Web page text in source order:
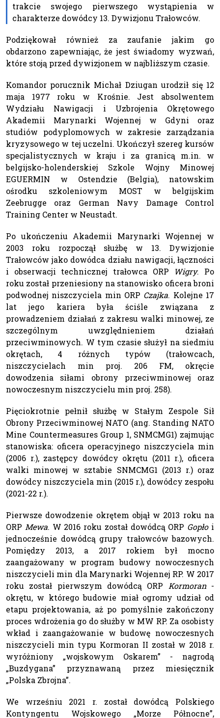
trakcie swojego pierwszego wystąpienia w
charakterze dowódcy 13. Dywizjonu Trałowców.
Podziękował również za zaufanie jakim go
obdarzono zapewniając, że jest świadomy wyzwań,
które stoją przed dywizjonem w najbliższym czasie.
Komandor porucznik Michał Dziugan urodził się 12
maja 1977 roku w Krośnie. Jest absolwentem
Wydziału Nawigacji i Uzbrojenia Okrętowego
Akademii Marynarki Wojennej w Gdyni oraz
studiów podyplomowych w zakresie zarządzania
kryzysowego w tej uczelni. Ukończył szereg kursów
specjalistycznych w kraju i za granicą m.in. w
belgijsko-holenderskiej Szkole Wojny Minowej
EGUERMIN w Ostendzie (Belgia), natowskim
ośrodku szkoleniowym MOST w belgijskim
Zeebrugge oraz German Navy Damage Control
Training Center w Neustadt.
Po ukończeniu Akademii Marynarki Wojennej w
2003 roku rozpoczął służbę w 13. Dywizjonie
Trałowców jako dowódca działu nawigacji, łączności
i obserwacji technicznej trałowca ORP
Wigry. Po
roku został przeniesiony na stanowisko oficera broni
podwodnej niszczyciela min ORP Czajka. Kolejne 17
lat jego kariera była ściśle związana z
prowadzeniem działań z zakresu walki minowej, ze
szczególnym uwzględnieniem działań
przeciwminowych. W tym czasie służył na siedmiu
okrętach, 4 różnych typów (trałowcach,
niszczycielach min proj. 206 FM, okręcie
dowodzenia siłami obrony przeciwminowej oraz
nowoczesnym niszczycielu min proj. 258).
Pięciokrotnie pełnił służbę w Stałym Zespole Sił
Obrony Przeciwminowej NATO (ang. Standing NATO
Mine Countermeasures Group 1, SNMCMG1) zajmując
stanowiska: oficera operacyjnego niszczyciela min
(2006 r.), zastępcy dowódcy okrętu (2011 r.), oficera
walki minowej w sztabie SNMCMG1 (2013 r.) oraz
dowódcy niszczyciela min (2015 r.), dowódcy zespołu
(2021-22 r.).
Pierwsze dowodzenie okrętem objął w 2013 roku na
ORP Mewa. W 2016 roku został dowódcą ORP Gopłoi
jednocześnie dowódcą grupy trałowców bazowych.
Pomiędzy 2013, a 2017 rokiem był mocno
zaangażowany w program budowy nowoczesnych
niszczycieli min dla Marynarki Wojennej RP. W 2017
roku został pierwszym dowódcą ORP
Kormoran-
okrętu, w którego budowie miał ogromy udział od
etapu projektowania, aż po pomyślnie zakończony
proces wdrożenia go do służby w MW RP. Za osobisty
wkład i zaangażowanie w budowę nowoczesnych
niszczycieli min typu Kormoran II został w 2018 r.
wyróżniony „wojskowym Oskarem” - nagrodą
„Buzdygana” przyznawaną przez miesięcznik
„Polska Zbrojna”.
We wrześniu 2021 r. został dowódcą Polskiego
Kontyngentu Wojskowego „Morze Północne”,